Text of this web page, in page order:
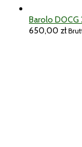
Barolo
650,00 zł